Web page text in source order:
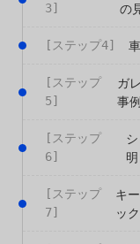
3]
の
[ステップ4]
[ステップ
5]
ガ
事
[ステップ
6]
明
[ステップ
7]
キ
ッ